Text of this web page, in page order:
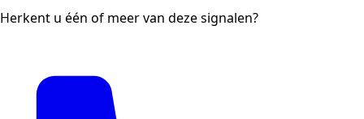
Herkent u één of meer van deze signalen?